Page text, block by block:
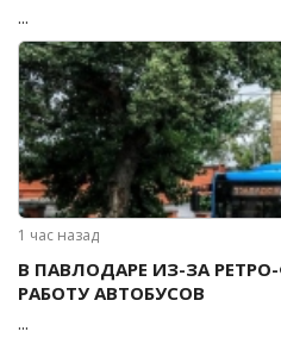
...
1 час назад
В ПАВЛОДАРЕ ИЗ-ЗА
РАБОТУ АВТОБУСОВ
...